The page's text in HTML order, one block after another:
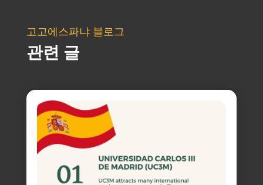
고고에스파냐 블로그
관련 글